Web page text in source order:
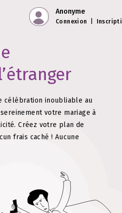
Anonyme
Connexion
célébration inoubliable au
votre mariage à
Créez votre plan de
frais caché ! Aucune